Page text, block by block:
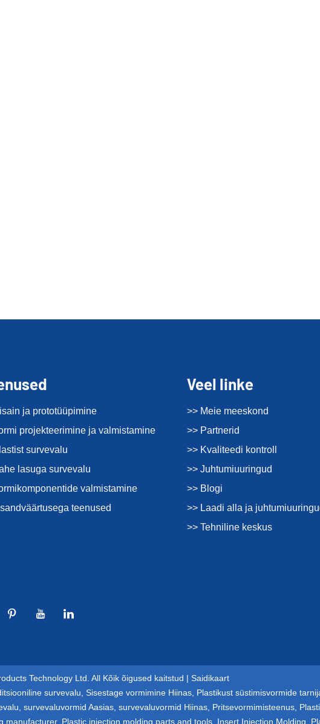
ja prototüüpimine
projekteerimine ja valmistamine
survevalu
lasuga survevalu
valmistamine
teenused
Veel linke
>> Meie meeskond
>> Partnerid
>> Kvaliteedi kontroll
>> Juhtumiuuringud
>> Blogi
>> Laadi alla ja
>> Tehniline keskus
Technology Ltd. All Kõik õigused kaitstud | Saidikaart
survevalu Sisestage vormimine Hiinas Plastikust süstimisvormide
survevaluvormid Aasias survevaluvormid Hiinas Pritsevormimisteenus
manufacturer, Plastic injection molding parts and tools Insert Injection Molding